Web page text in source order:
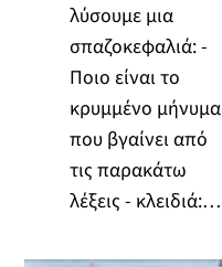
λύσουμε μια
σπαζοκεφαλιά: -
Ποιο είναι το
κρυμμένο μήνυμα
που βγαίνει από
τις παρακάτω
λέξεις - κλειδιά:…